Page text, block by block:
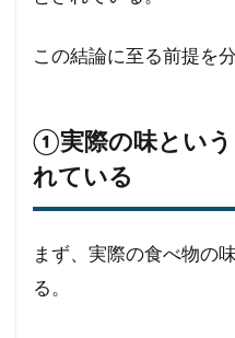
この結論に至る前提を
①実際の味という
れている
まず、実際の食べ物の
る。